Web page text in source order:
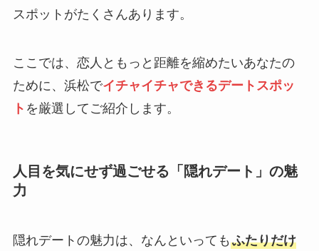
スポットがたくさんあります。
ここでは、恋人ともっと距離を縮めたいあなたの
ために、浜松でイチャイチャできるデートスポッ
ト を厳選してご紹介します。
人目を気にせず過ごせる「隠れデート」の魅
力
隠れデートの魅力は、なんといっても ふたりだけ